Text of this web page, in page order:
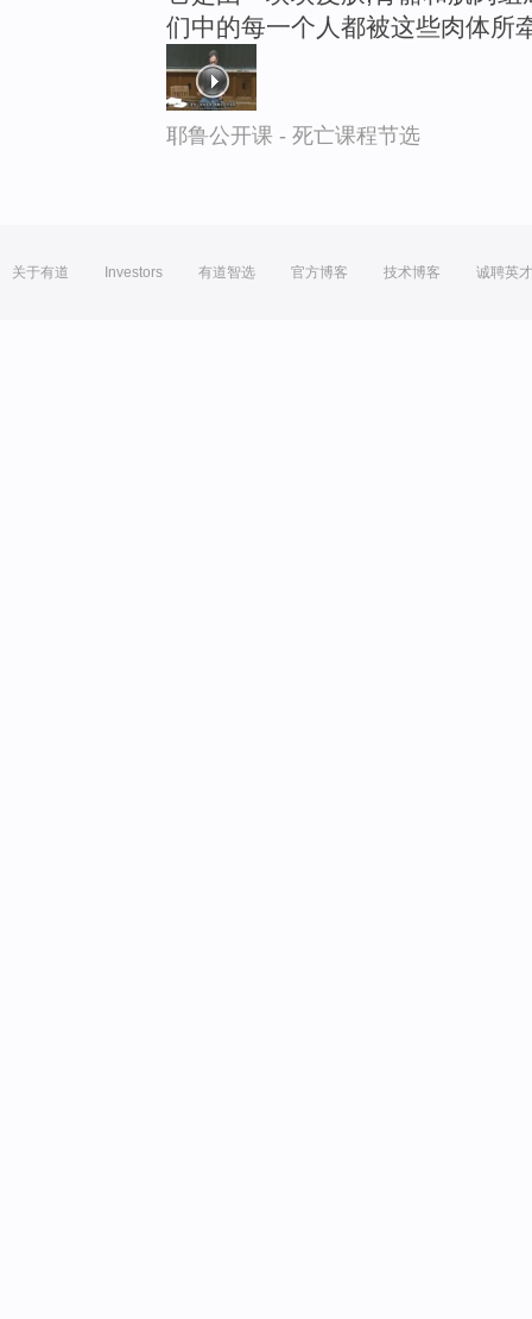
们中的每一个人都被这些肉体所
耶鲁公开课 - 死亡课程节选
关于有道 Investors 有道智选 官方博客 技术博客 诚聘英才